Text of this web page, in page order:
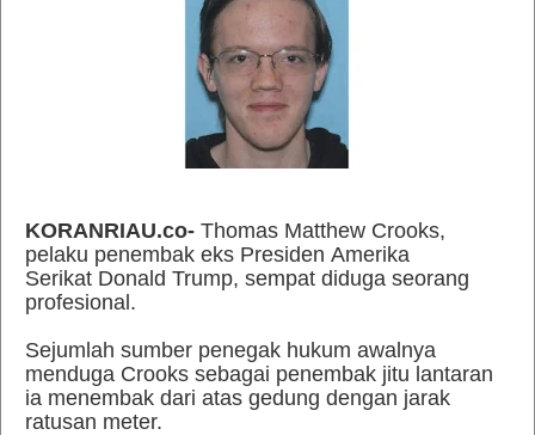
KORANRIAU.co- Thomas Matthew Crooks,
pelaku penembak eks Presiden Amerika
Serikat Donald Trump, sempat diduga seorang
profesional.
Sejumlah sumber penegak hukum awalnya
menduga Crooks sebagai penembak jitu lantaran
ia menembak dari atas gedung dengan jarak
ratusan meter.